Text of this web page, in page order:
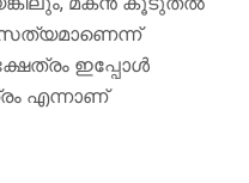
ഇപ്പോൾ
എന്നാണ്